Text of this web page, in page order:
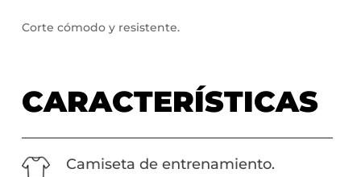
Corte cómodo y resistente.
CARACTERÍSTICAS
Camiseta de entrenamiento.